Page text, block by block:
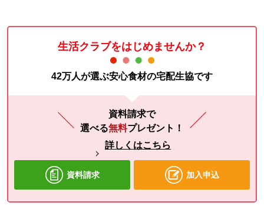
生活クラブをはじめませんか？
42万人が選ぶ安心食材の宅配生協です
資料請求で
選べる無料プレゼント！
詳しくはこちら
資料請求 加入申込